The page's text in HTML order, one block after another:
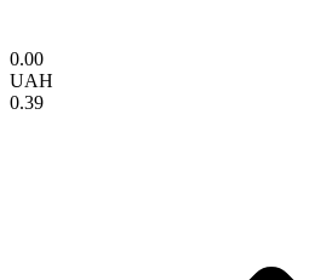
0.00
UAH
0.39